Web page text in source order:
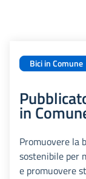
Bici in Comune
in
Promuovere la
sostenibile per
e promuovere